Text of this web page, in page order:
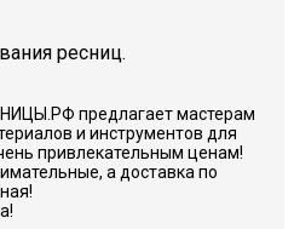
ресниц.
предлагает мастерам
и инструментов для
привлекательным ценам!
а доставка по